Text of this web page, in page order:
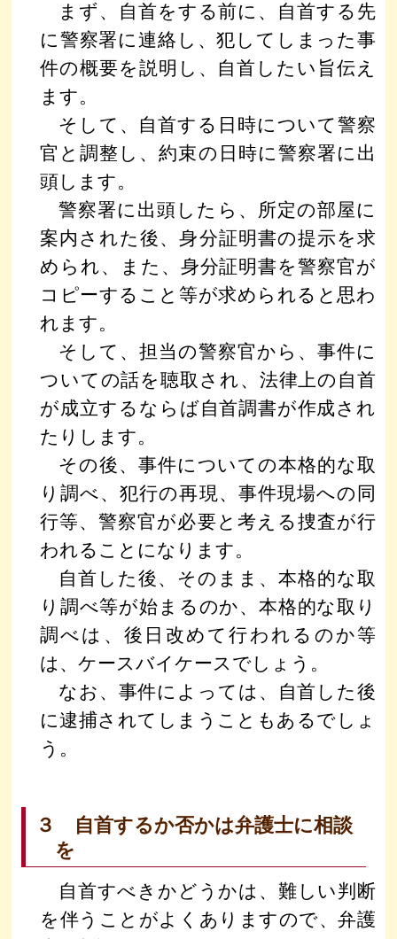
まず、自首をする前に、自首する先
に警察署に連絡し、犯してしまった事
件の概要を説明し、自首したい旨伝え
ます。
そして、自首する日時について警察
官と調整し、約束の日時に警察署に出
頭します。
警察署に出頭したら、所定の部屋に
案内された後、身分証明書の提示を求
められ、また、身分証明書を警察官が
コピーすること等が求められると思わ
れます。
そして、担当の警察官から、事件に
ついての話を聴取され、法律上の自首
が成立するならば自首調書が作成され
たりします。
その後、事件についての本格的な取
り調べ、犯行の再現、事件現場への同
行等、警察官が必要と考える捜査が行
われることになります。
自首した後、そのまま、本格的な取
り調べ等が始まるのか、本格的な取り
調べは、後日改めて行われるのか等
は、ケースバイケースでしょう。
なお、事件によっては、自首した後
に逮捕されてしまうこともあるでしょ
う。
３ 自首するか否かは弁護士に相談
を
自首すべきかどうかは、難しい判断
を伴うことがよくありますので、弁護